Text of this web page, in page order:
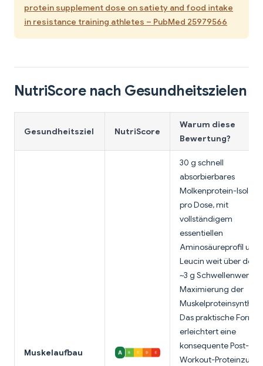
protein supplement dose on satiety and food intake
in resistance training athletes – PubMed 25979566
NutriScore nach Gesundheitszielen
Gesundheitsziel NutriScore
Warum diese
Bewertung?
Muskelaufbau
30 g schnell
absorbierbares
Molkenprotein-Isolat
pro Dose, mit
vollständigem
essentiellen
Aminosäureprofil und
Leucin weit über dem
~3 g Schwellenwert
Maximierung der
Das praktische Format
erleichtert eine
konsequente Post-
Workout-